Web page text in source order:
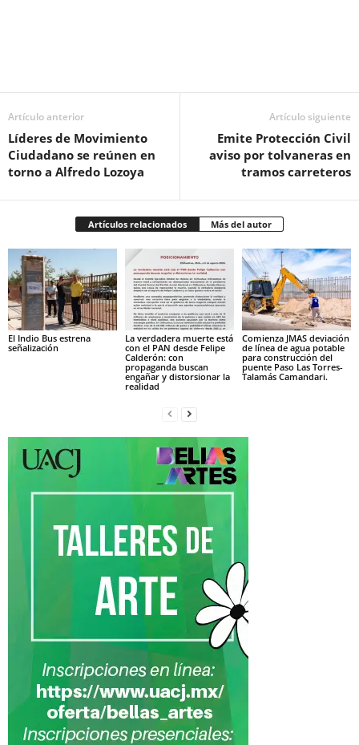
Artículo anterior
Líderes de Movimiento
Ciudadano se reúnen en
torno a Alfredo Lozoya
Artículo siguiente
Emite Protección Civil
aviso por tolvaneras en
tramos carreteros
Artículos relacionados Más del autor
El Indio Bus estrena
señalización
La verdadera muerte está
con el PAN desde Felipe
Calderón: con
propaganda buscan
engañar y distorsionar la
realidad
Comienza JMAS deviación
de línea de agua potable
para construcción del
puente Paso Las Torres-
Talamás Camandari.